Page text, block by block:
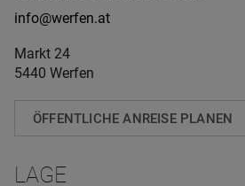
info@werfen.at
Markt 24
5440 Werfen
ÖFFENTLICHE ANREISE PLANEN
LAGE